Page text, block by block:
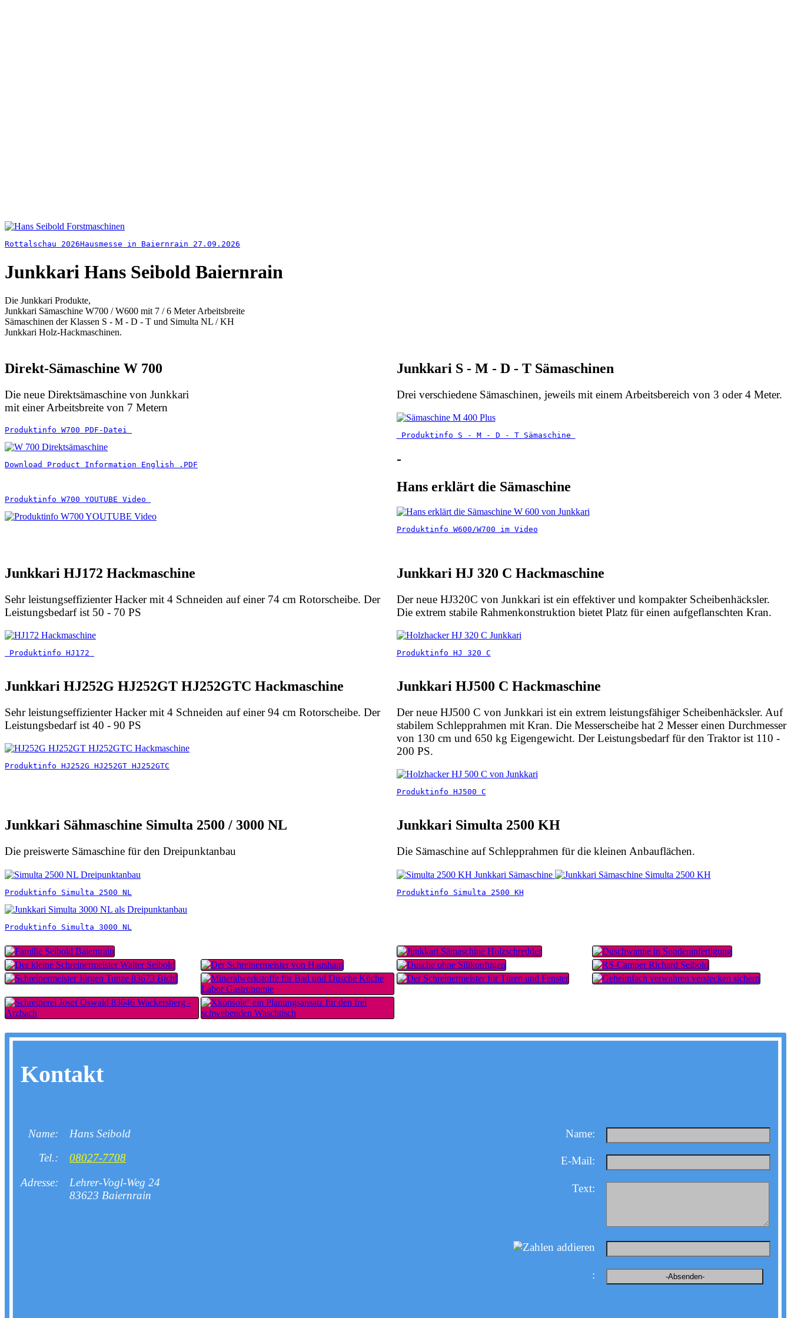
Rottalschau 2026Hausmesse in Baiernrain 27.09.2026
Junkkari Hans Seibold Baiernrain
Die Junkkari Produkte,
Junkkari Sämaschine W700 / W600 mit 7 / 6 Meter Arbeitsbreite
Sämaschinen der Klassen S - M - D - T und Simulta NL / KH
Junkkari Holz-Hackmaschinen.
Direkt-Sämaschine W 700
Die neue Direktsämaschine von Junkkari
mit einer Arbeitsbreite von 7 Metern
Produktinfo W700 PDF-Datei
Download Product Information English .PDF
Produktinfo W700 YOUTUBE Video
Junkkari S - M - D - T Sämaschinen
Drei verschiedene Sämaschinen, jeweils mit einem Arbeitsbereich von 3 oder 4 Meter.
Produktinfo S - M - D - T Sämaschine
-
Hans erklärt die Sämaschine
Produktinfo W600/W700 im Video
Junkkari HJ172 Hackmaschine
Sehr leistungseffizienter Hacker mit 4 Schneiden auf einer 74 cm Rotorscheibe. Der
Leistungsbedarf ist 50 - 70 PS
Produktinfo HJ172
Junkkari HJ 320 C Hackmaschine
Der neue HJ320C von Junkkari ist ein effektiver und kompakter Scheibenhäcksler.
Die extrem stabile Rahmenkonstruktion bietet Platz für einen aufgeflanschten Kran.
Produktinfo HJ 320 C
Junkkari HJ252G HJ252GT HJ252GTC Hackmaschine
Sehr leistungseffizienter Hacker mit 4 Schneiden auf einer 94 cm Rotorscheibe. Der
Leistungsbedarf ist 40 - 90 PS
Produktinfo HJ252G HJ252GT HJ252GTC
Junkkari HJ500 C Hackmaschine
Der neue HJ500 C von Junkkari ist ein extrem leistungsfähiger Scheibenhäcksler. Auf
stabilem Schlepprahmen mit Kran. Die Messerscheibe hat 2 Messer einen Durchmesser
von 130 cm und 650 kg Eigengewicht. Der Leistungsbedarf für den Traktor ist 110 -
200 PS.
Produktinfo HJ500 C
Junkkari Sähmaschine Simulta 2500 / 3000 NL
Die preiswerte Sämaschine für den Dreipunktanbau
Produktinfo Simulta 2500 NL
Produktinfo Simulta 3000 NL
Junkkari Simulta 2500 KH
Die Sämaschine auf Schlepprahmen für die kleinen Anbauflächen.
Produktinfo Simulta 2500 KH
Kontakt
Name:
Hans Seibold
Tel.:
08027-7708
Adresse:
Lehrer-Vogl-Weg 24
83623 Baiernrain
Name:
E-Mail:
Text:
: